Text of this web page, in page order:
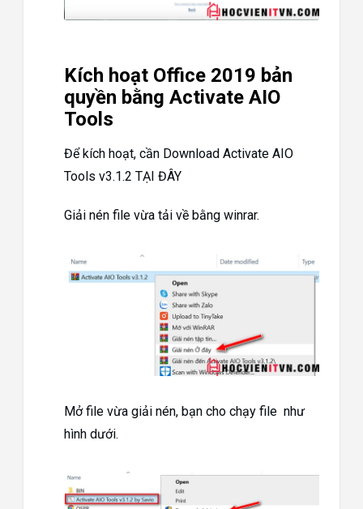
Kích hoạt Office 2019 bản
quyền bằng Activate AIO
Tools
Để kích hoạt, cần Download Activate AIO
Tools v3.1.2 TẠI ĐÂY
Giải nén file vừa tải về bằng winrar.
Mở file vừa giải nén, bạn cho chạy file như
hình dưới.